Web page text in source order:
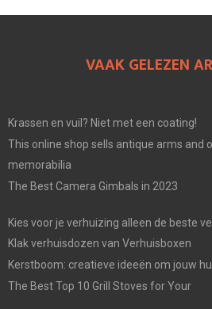
VAAK GELEZEN
Krassen en vuil? Niet met een coating!
This online shop sells antique arms and
memorabilia
The Best Camera Gimbals in 2023
Kies voor je verhuizing alleen de beste
Klak verhuisdozen van Verhuisboxen
Kerstboom: creatieve ideeën om jouw
The Best Top 10 Grill Stoves for Your